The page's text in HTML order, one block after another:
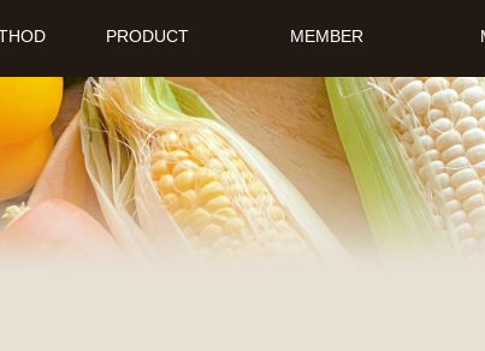
PRODUCT MEMBER